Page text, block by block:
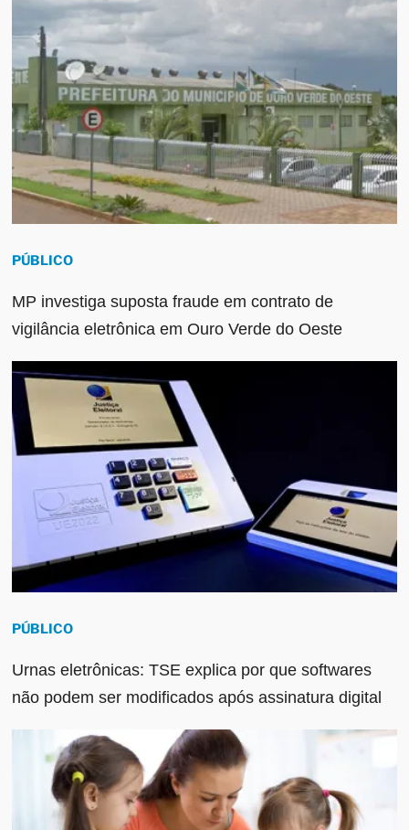
PÚBLICO
MP investiga suposta fraude em contrato de
vigilância eletrônica em Ouro Verde do Oeste
PÚBLICO
Urnas eletrônicas: TSE explica por que softwares
não podem ser modificados após assinatura digital